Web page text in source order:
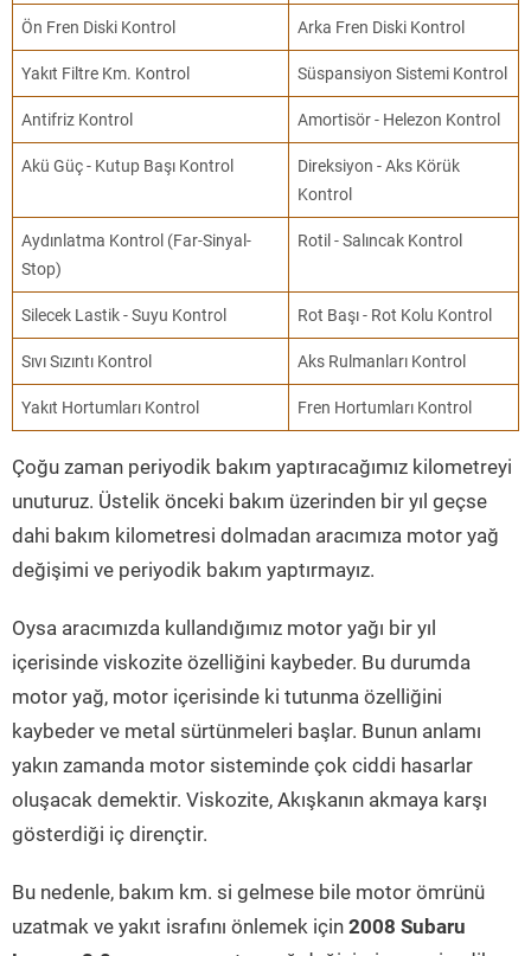
Ön Fren Diski Kontrol Arka Fren Diski Kontrol
Yakıt Filtre Km. Kontrol Süspansiyon Sistemi Kontrol
Antifriz Kontrol Amortisör - Helezon Kontrol
Akü Güç - Kutup Başı Kontrol
Direksiyon - Aks Körük
Kontrol
Aydınlatma Kontrol (Far-Sinyal-
Stop)
Rotil - Salıncak Kontrol
Silecek Lastik - Suyu Kontrol Rot Başı - Rot Kolu Kontrol
Sıvı Sızıntı Kontrol Aks Rulmanları Kontrol
Yakıt Hortumları Kontrol Fren Hortumları Kontrol
Çoğu zaman periyodik bakım yaptıracağımız kilometreyi
unuturuz. Üstelik önceki bakım üzerinden bir yıl geçse
dahi bakım kilometresi dolmadan aracımıza motor yağ
değişimi ve periyodik bakım yaptırmayız.
Oysa aracımızda kullandığımız motor yağı bir yıl
içerisinde viskozite özelliğini kaybeder. Bu durumda
motor yağ, motor içerisinde ki tutunma özelliğini
kaybeder ve metal sürtünmeleri başlar. Bunun anlamı
yakın zamanda motor sisteminde çok ciddi hasarlar
oluşacak demektir. Viskozite, Akışkanın akmaya karşı
gösterdiği iç dirençtir.
Bu nedenle, bakım km. si gelmese bile motor ömrünü
uzatmak ve yakıt israfını önlemek için 2008 Subaru